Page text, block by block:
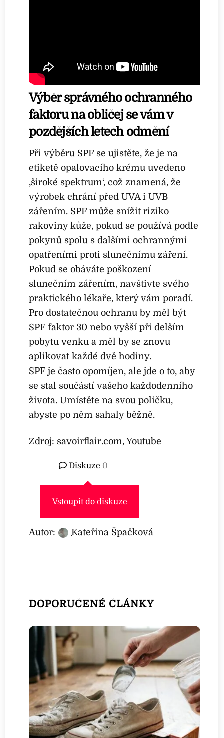
Výběr správného ochranného
faktoru na obličej se vám v
pozdějších letech odmění
Při výběru SPF se ujistěte, že je na
etiketě opalovacího krému uvedeno
‚široké spektrum‘, což znamená, že
výrobek chrání před UVA i UVB
zářením. SPF může snížit riziko
rakoviny kůže, pokud se používá podle
pokynů spolu s dalšími ochrannými
opatřeními proti slunečnímu záření.
Pokud se obáváte poškození
slunečním zářením, navštivte svého
praktického lékaře, který vám poradí.
Pro dostatečnou ochranu by měl být
SPF faktor 30 nebo vyšší při delším
pobytu venku a měl by se znovu
aplikovat každé dvě hodiny.
SPF je často opomíjen, ale jde o to, aby
se stal součástí vašeho každodenního
života. Umístěte na svou poličku,
abyste po něm sahaly běžně.
Zdroj: savoirflair.com, Youtube
Diskuze 0
Vstoupit do diskuze
Autor: Kateřina Špačková
DOPORUČENÉ ČLÁNKY